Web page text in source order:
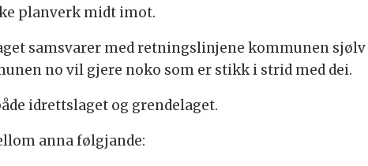
planverk midt imot.
samsvarer med retningslinjene kommunen sjølv
no vil gjere noko som er stikk i strid med dei.
idrettslaget og grendelaget.
anna følgjande: